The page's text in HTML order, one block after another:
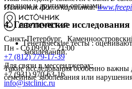
сердцем и другими органами.
4. Генетические исследования
Генетические тесты :
заболеваний.
Такие исследования особенно важны
семейные заболевания или
Источник фото/картинки:
Санкт-Петербург,
Пн - Сб 09:00 – 21:00
+7 (812) 779-17-39
Для связи в мессенджерах:
+7 (931) 970-63-16
info@istclinic.ru